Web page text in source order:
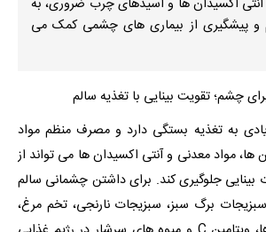
آنتی‌ اکسیدان ‌ها و اسیدهای چرب ضروری، به
پیشگیری از بیماری ‌های چشمی کمک می
به تغذیه بستگی دارد و مصرف منظم مواد
ها، مواد معدنی و آنتی اکسیدان ها می تواند از
بینایی جلوگیری کند. برای داشتن چشمانی سالم
سبزیجات برگ سبز، سبزیجات نارنجی، تخم مرغ،